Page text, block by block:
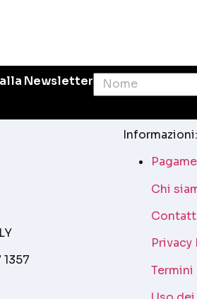
Newsletter
Informazioni:
Chi
Privacy
Termini